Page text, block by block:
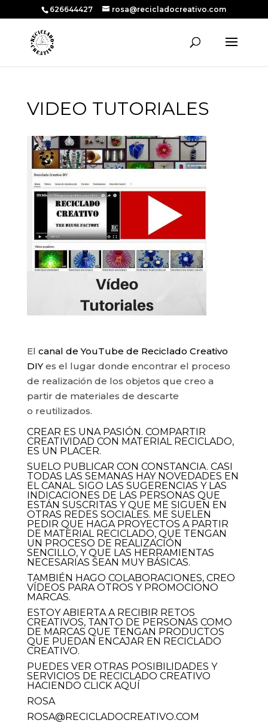
626644427 rosa@recicladocreativo.com
VIDEO TUTORIALES
El canal de YouTube de Reciclado Creativo
DIYes el lugar donde encontrar el proceso
de realización de los objetos que creo a
partir de materiales de descarte
o reutilizados.
CREAR ES UNA PASIÓN. COMPARTIR
CREATIVIDAD CON MATERIAL RECICLADO,
ES UN PLACER.
SUELO PUBLICAR CON CONSTANCIA. CASI
TODAS LAS SEMANAS HAY NOVEDADES EN
EL CANAL. SIGO LAS SUGERENCIAS Y LAS
INDICACIONES DE LAS PERSONAS QUE
ESTÁN SUSCRITAS Y QUE ME SIGUEN EN
OTRAS REDES SOCIALES. ME SUELEN
PEDIR QUE HAGA PROYECTOS A PARTIR
DE MATERIAL RECICLADO, QUE TENGAN
UN PROCESO DE REALIZACIÓN
SENCILLO, Y QUE LAS HERRAMIENTAS
NECESARIAS SEAN MUY BÁSICAS.
TAMBIÉN HAGO COLABORACIONES, CREO
VÍDEOS PARA OTROS Y PROMOCIONO
MARCAS.
ESTOY ABIERTA A RECIBIR RETOS
CREATIVOS, TANTO DE PERSONAS COMO
DE MARCAS QUE TENGAN PRODUCTOS
QUE PUEDAN ENCAJAR EN RECICLADO
CREATIVO.
PUEDES VER OTRAS POSIBILIDADES Y
SERVICIOS DE RECICLADO CREATIVO
HACIENDO CLICK AQUÍ
ROSA
ROSA@RECICLADOCREATIVO.COM